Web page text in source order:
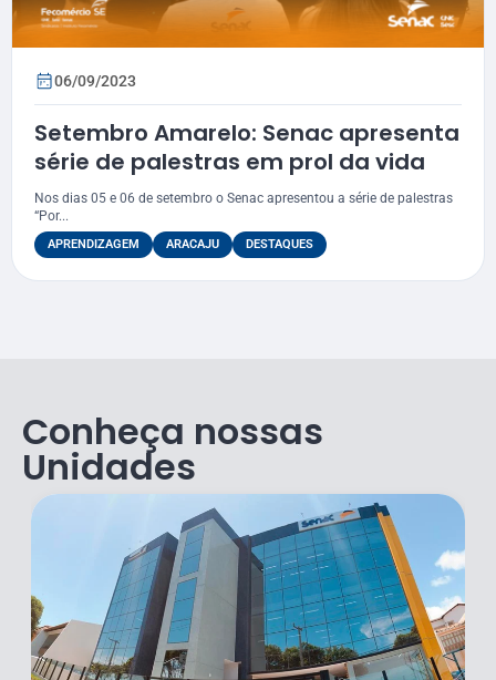
06/09/2023
Setembro Amarelo: Senac apresenta
série de palestras em prol da vida
Nos dias 05 e 06 de setembro o Senac apresentou a série de palestras
“Por...
APRENDIZAGEM ARACAJU DESTAQUES
Conheça nossas
Unidades